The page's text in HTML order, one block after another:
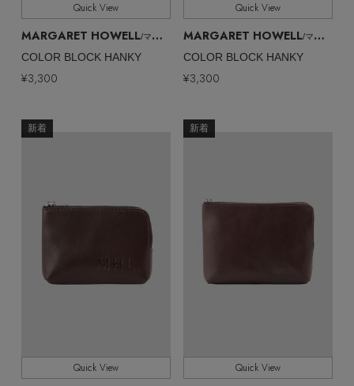
チャーム・ストラップ
その他(傘・ハンカチ・時計など)
HOT STYLE
PERSONAL COLOR
エディター厳選ギフト
Quick View
MARGARET HOWELL/マーガレット・ハウエル
COLOR BLOCK HANKY
¥3,300
Quick View
MARGARET HOWELL/マーガレット・ハウエル
COLOR BLOCK HANKY
¥3,300
新着
Quick View
新着
Quick View